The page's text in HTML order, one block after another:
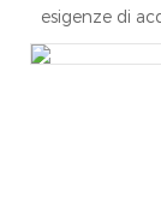
esigenze di